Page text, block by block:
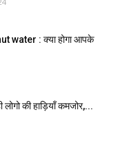
water : क्या होगा आपके
की हाड़ियाँ कमजोर,...